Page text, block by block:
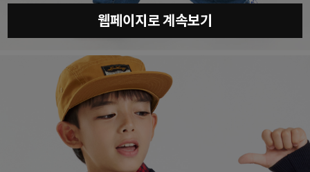
웹페이지로 계속보기